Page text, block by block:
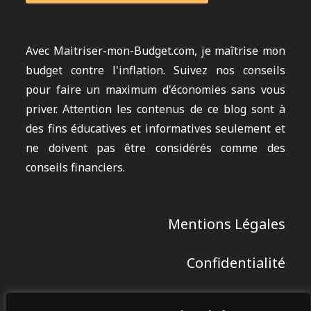
Avec Maitriser-mon-Budget.com, je maîtrise mon
budget contre l'inflation. Suivez nos conseils
pour faire un maximum d'économies sans vous
priver. Attention les contenus de ce blog sont à
des fins éducatives et informatives seulement et
ne doivent pas être considérés comme des
conseils financiers.
Mentions Légales
Confidentialité